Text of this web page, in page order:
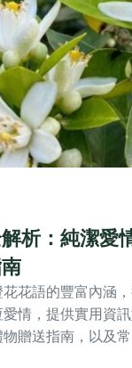
析：純潔愛
花語的豐富內涵
情，提供實用資
贈送指南，以及